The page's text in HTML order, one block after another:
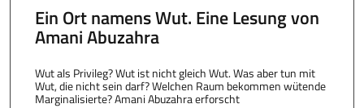
Ein Ort namens Wut. Eine Lesung von
Amani Abuzahra
Wut als Privileg? Wut ist nicht gleich Wut. Was aber tun mit
Wut, die nicht sein darf? Welchen Raum bekommen wütende
Marginalisierte? Amani Abuzahra erforscht